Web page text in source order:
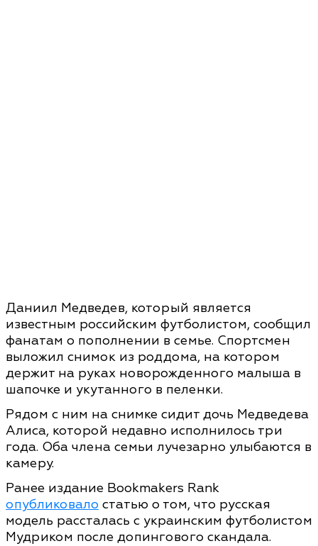
Даниил Медведев, который является
известным российским футболистом, сообщил
фанатам о пополнении в семье. Спортсмен
выложил снимок из роддома, на котором
держит на руках новорожденного малыша в
шапочке и укутанного в пеленки.
Рядом с ним на снимке сидит дочь Медведева
Алиса, которой недавно исполнилось три
года. Оба члена семьи лучезарно улыбаются в
камеру.
Ранее издание Bookmakers Rank
опубликовало статью о том, что русская
модель рассталась с украинским футболистом
Мудриком после допингового скандала.